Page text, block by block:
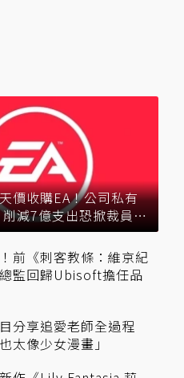
價收購EA！公司私有
減7億支出恐掀裁員風
前《刺客教條：維京紀
監回歸Ubisoft擔任品
分享追愛老師全過程
太像少女漫畫」